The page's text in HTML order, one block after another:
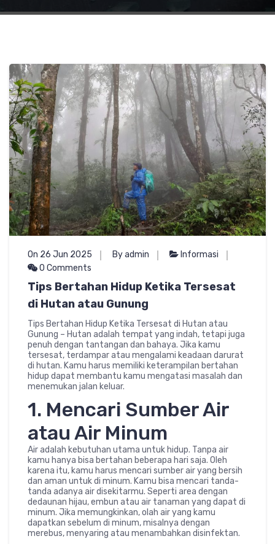
On 26 Jun 2025 By admin
Informasi
0 Comments
Tips Bertahan Hidup Ketika Tersesat
di Hutan atau Gunung
Tips Bertahan Hidup Ketika Tersesat di Hutan atau
Gunung – Hutan adalah tempat yang indah, tetapi juga
penuh dengan tantangan dan bahaya. Jika kamu
tersesat, terdampar atau mengalami keadaan darurat
di hutan. Kamu harus memiliki keterampilan bertahan
hidup dapat membantu kamu mengatasi masalah dan
menemukan jalan keluar.
1. Mencari Sumber Air
atau Air Minum
Air adalah kebutuhan utama untuk hidup. Tanpa air
kamu hanya bisa bertahan beberapa hari saja. Oleh
karena itu, kamu harus mencari sumber air yang bersih
dan aman untuk di minum. Kamu bisa mencari tanda-
tanda adanya air disekitarmu. Seperti area dengan
dedaunan hijau, embun atau air tanaman yang dapat di
minum. Jika memungkinkan, olah air yang kamu
dapatkan sebelum di minum, misalnya dengan
merebus, menyaring atau menambahkan disinfektan.